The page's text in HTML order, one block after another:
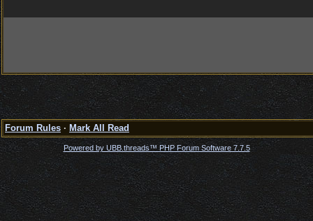
Forum Rules · Mark All Read
Powered by UBB.threads™ PHP Forum Software 7.7.5